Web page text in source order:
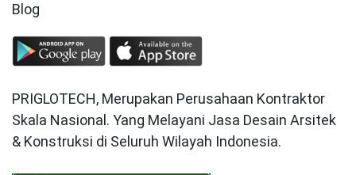
Blog
PRIGLOTECH, Merupakan Perusahaan Kontraktor
Skala Nasional. Yang Melayani Jasa Desain Arsitek
& Konstruksi di Seluruh Wilayah Indonesia.